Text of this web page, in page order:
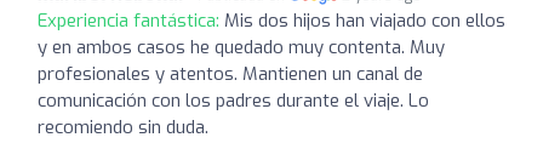
Experiencia fantástica: Mis dos hijos han viajado con ellos
y en ambos casos he quedado muy contenta. Muy
profesionales y atentos. Mantienen un canal de
comunicación con los padres durante el viaje. Lo
recomiendo sin duda.